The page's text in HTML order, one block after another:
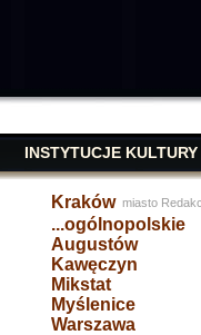
INSTYTUCJE
Kraków miasto
...ogólnopolskie
Augustów
Kawęczyn
Mikstat
Myślenice
Warszawa